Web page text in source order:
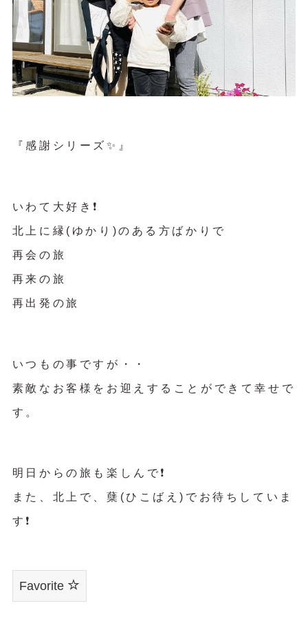
『感謝シリーズ✨』
いわて大好き❗️
北上に縁(ゆかり)のある方ばかりで
再会の旅
再来の旅
再出発の旅
いつもの事ですが・・
素敵なお客様をお迎えすることができて幸せで
す。
明日からの旅も楽しんで❗️
また、北上で、蘖(ひこばえ)でお待ちしていま
す❗️
Favorite